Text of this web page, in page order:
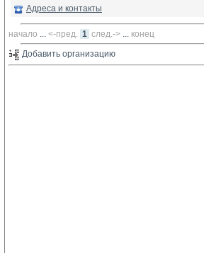
Адреса и контакты
начало ... <-пред. 1 след.-> ... конец
Добавить организацию